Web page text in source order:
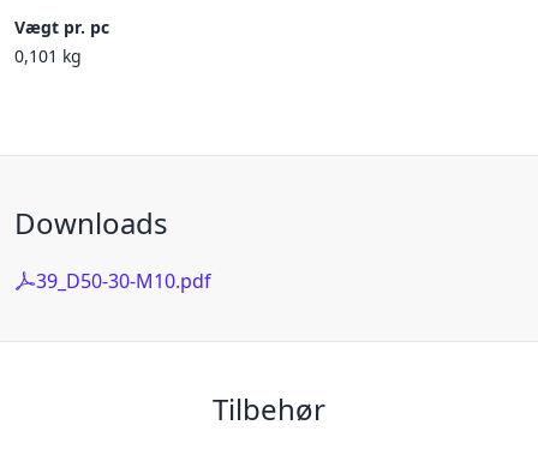
Vægt pr. pc
0,101 kg
Downloads
39_D50-30-M10.pdf
Tilbehør